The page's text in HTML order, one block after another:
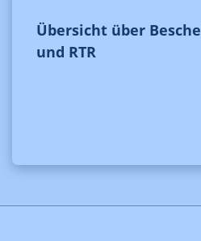
Übersicht über
und RTR